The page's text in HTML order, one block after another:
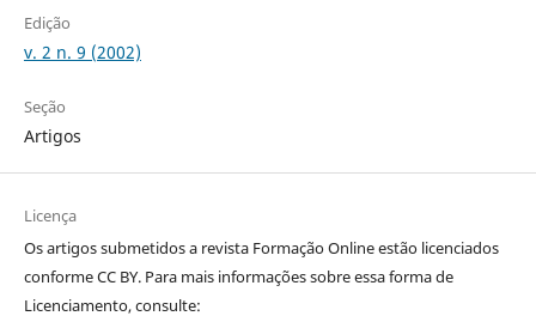
Edição
v. 2 n. 9 (2002)
Seção
Artigos
Licença
Os artigos submetidos a revista Formação Online estão licenciados
conforme CC BY. Para mais informações sobre essa forma de
Licenciamento, consulte: